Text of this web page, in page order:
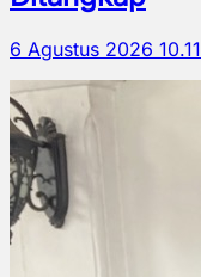
6 Agustus 2026 10.11